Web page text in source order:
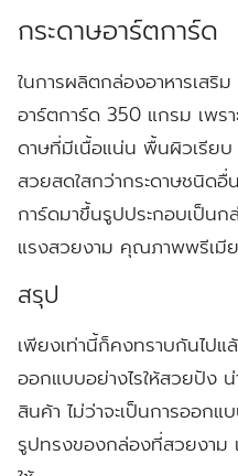
กระดาษอาร์ตการ์ด
ในการผลิตกล่องอาหารเสริ
อาร์ตการ์ด 350 แกรม เพรา
ดาษที่มีเนื้อแน่น พื้นผิวเรีย
สวยสดใสกว่ากระดาษชนิดอื่
การ์ดมาขึ้นรูปประกอบเป็น
แรงสวยงาม คุณภาพพรีเมีย
สรุป
เพียงเท่านี้ก็คงทราบกันไปแ
ออกแบบอย่างไรให้สวยปัง
สินค้า ไม่ว่าจะเป็นการออก
รูปทรงของกล่องที่สวยงา